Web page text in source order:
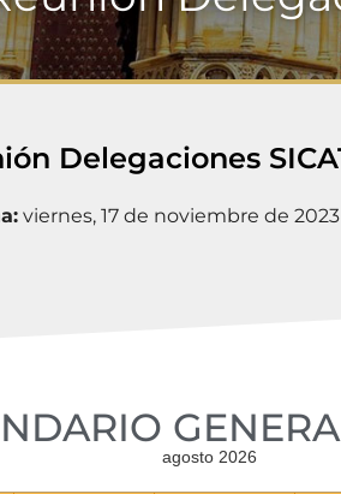
Delegaciones
viernes, 17 de noviembre de
agosto 2026